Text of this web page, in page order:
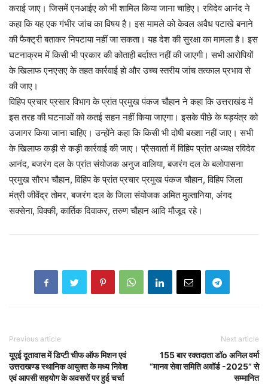
कराई जाए। जिसमें एनआईए को भी शामिल किया जाना चाहिए। रविदेव आनंद ने
कहा कि यह एक गंभीर जांच का विषय है। इस मामले को केवल अवैध पटाखे बनाने
की फैक्ट्री बताकर निपटाया नहीं जा सकता। यह देश की सुरक्षा का मामला है। इस
घटनाक्रम में किसी भी प्रकार की कोताही बर्दाश्त नहीं की जाएगी। सभी आरोपियों
के खिलाफ एनएसए के तहत कार्रवाई हो और उच्च स्तरीय जांच तत्काल प्रभाव से
की जाए।
विहिप प्रचार प्रसार विभाग के प्रांत प्रमुख पंकज चौहान ने कहा कि उत्तराखंड में
इस तरह की घटनाओं को कतई सहन नहीं किया जाएगा। इसके पीछे के षड़यंत्र को
उजागर किया जाना चाहिए। उन्होंने कहा कि किसी भी दोषी बख्शा नहीं जाए। सभी
के खिलाफ कड़ी से कड़ी कार्रवाई की जाए। प्रैसवार्ता में विहिप प्रांत अध्यक्ष रविदेव
आनंद, बजरंग दल के प्रांत संयोजक अनुज वालिया, बजरंग दल के बलोपासना
प्रमुख सौरभ चौहान, विहिप के प्रांत प्रचार प्रमुख पंकज चौहान, विहिप जिला
मंत्री जीवेंद्र तोमर, बजरंग दल के जिला संयोजक अमित मुल्तानिया, अंगद
सक्सेना, विक्की, कार्तिक दिवाकर, तरुण चौहान आदि मौजूद रहे।
Previous article
यूएई दूतावास में डिप्टी चीफ ऑफ मिशन एवं
उत्तराखण्ड स्थानिक आयुक्त के मध्य निवेश
एवं आपसी सहयोग के अवसरों पर हुई चर्चा
Next article
155 बार रक्तदाता डॉo अनिल वर्मा
“मानव सेवा समिति अवॉर्ड -2025” से
सम्मानित